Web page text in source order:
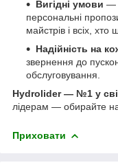
Вигідні умови —
персональні
майстрів і всіх, хто
Надійність на
звернення до
обслуговування.
Hydrolider — №1 у
лідерам — обирайте
Приховати